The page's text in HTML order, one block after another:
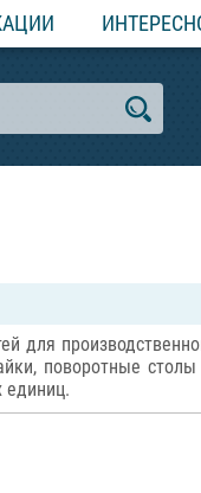
для
поворотные
единиц.